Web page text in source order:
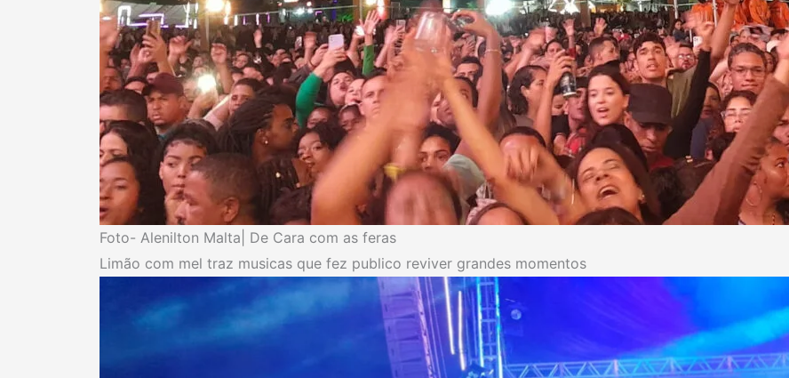
Foto- Alenilton Malta| De Cara com as feras
Limão com mel traz musicas que fez publico reviver grandes momentos